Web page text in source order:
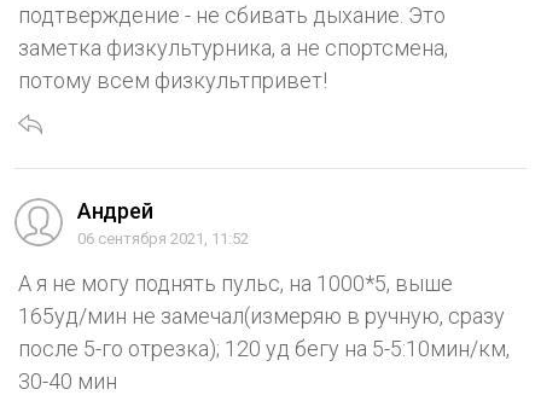
подтверждение - не сбивать дыхание. Это
заметка физкультурника, а не спортсмена,
потому всем физкультпривет!
Андрей
06 сентября 2021, 11:52
А я не могу поднять пульс, на 1000*5, выше
165уд/мин не замечал(измеряю в ручную, сразу
после 5-го отрезка); 120 уд бегу на 5-5:10мин/км,
30-40 мин